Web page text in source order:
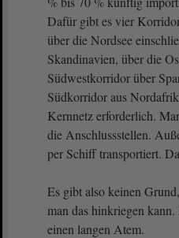
Dafür gibt es vier
über die Nordsee
Skandinavien, über die
Südwestkorridor über
Südkorridor aus
Kernnetz erforderlich.
die Anschlussstellen.
per Schiff transportiert.
Es gibt also keinen
man das hinkriegen
einen langen Atem.